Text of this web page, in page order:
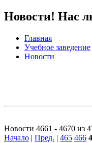
Новости! Нас
Главная
Учебное заведение
Новости
Новости 4661 - 4670 из
Начало | Пред. | 465 466